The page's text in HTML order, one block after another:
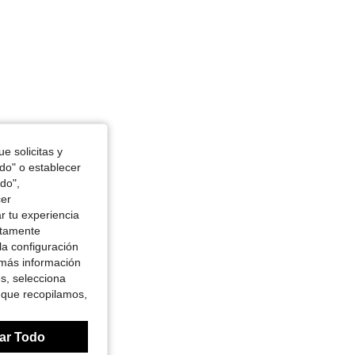
solicitas y
o establecer
tu experiencia
configuración
información
selecciona
recopilamos,
Todo